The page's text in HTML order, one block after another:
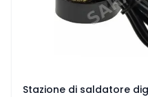
Stazione di saldatore